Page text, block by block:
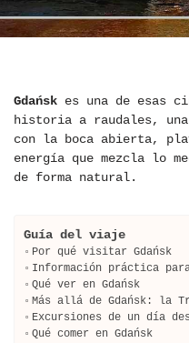
Gdańsk es una de esas
historia a raudales,
con la boca abierta,
energía que mezcla lo
de forma natural.
Guía del viaje
Por qué visitar Gdańsk
Información práctica
Qué ver en Gdańsk
Más allá de Gdańsk: la
Excursiones de un día
Qué comer en Gdańsk